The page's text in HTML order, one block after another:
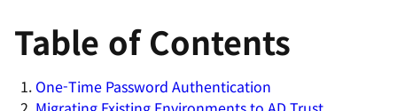
Table of Contents
One-Time Password Authentication